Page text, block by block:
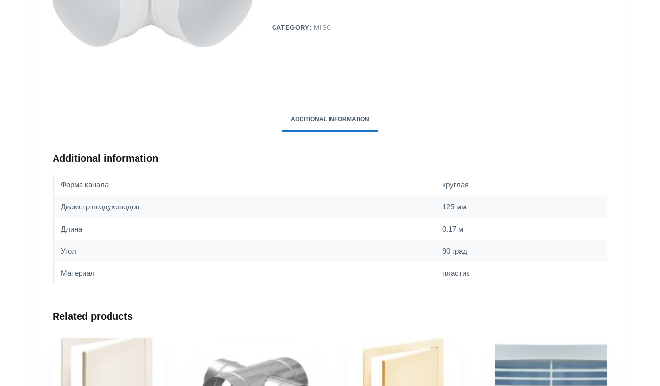
CATEGORY: MISC
ADDITIONAL INFORMATION
Additional information
Форма канала круглая
Диаметр воздуховодов 125 мм
Длина 0.17 м
Угол 90 град
Материал пластик
Related products